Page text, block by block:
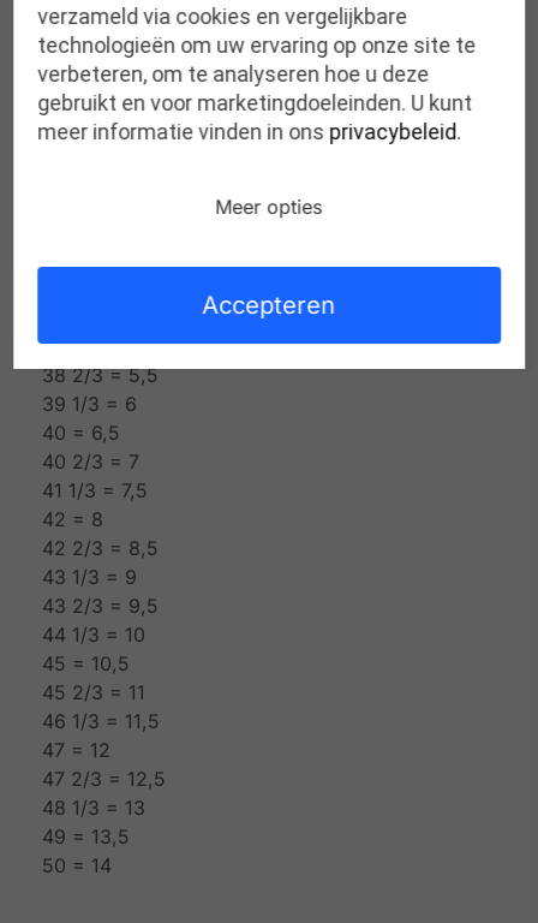
PU loopzool.
6 Geen druk onder de voorvoet en hiel door
extra latex-zones en optimale drukverdeling door
speciale voorvoetsteun.
38 = 5
38 2/3 = 5,5
39 1/3 = 6
40 = 6,5
40 2/3 = 7
41 1/3 = 7,5
42 = 8
42 2/3 = 8,5
43 1/3 = 9
43 2/3 = 9,5
44 1/3 = 10
45 = 10,5
45 2/3 = 11
46 1/3 = 11,5
47 = 12
47 2/3 = 12,5
48 1/3 = 13
49 = 13,5
50 = 14
verzameld via cookies en vergelijkbare
technologieën om uw ervaring op onze site te
verbeteren, om te analyseren hoe u deze
gebruikt en voor marketingdoeleinden. U kunt
meer informatie vinden in ons privacybeleid.
Meer opties
Accepteren